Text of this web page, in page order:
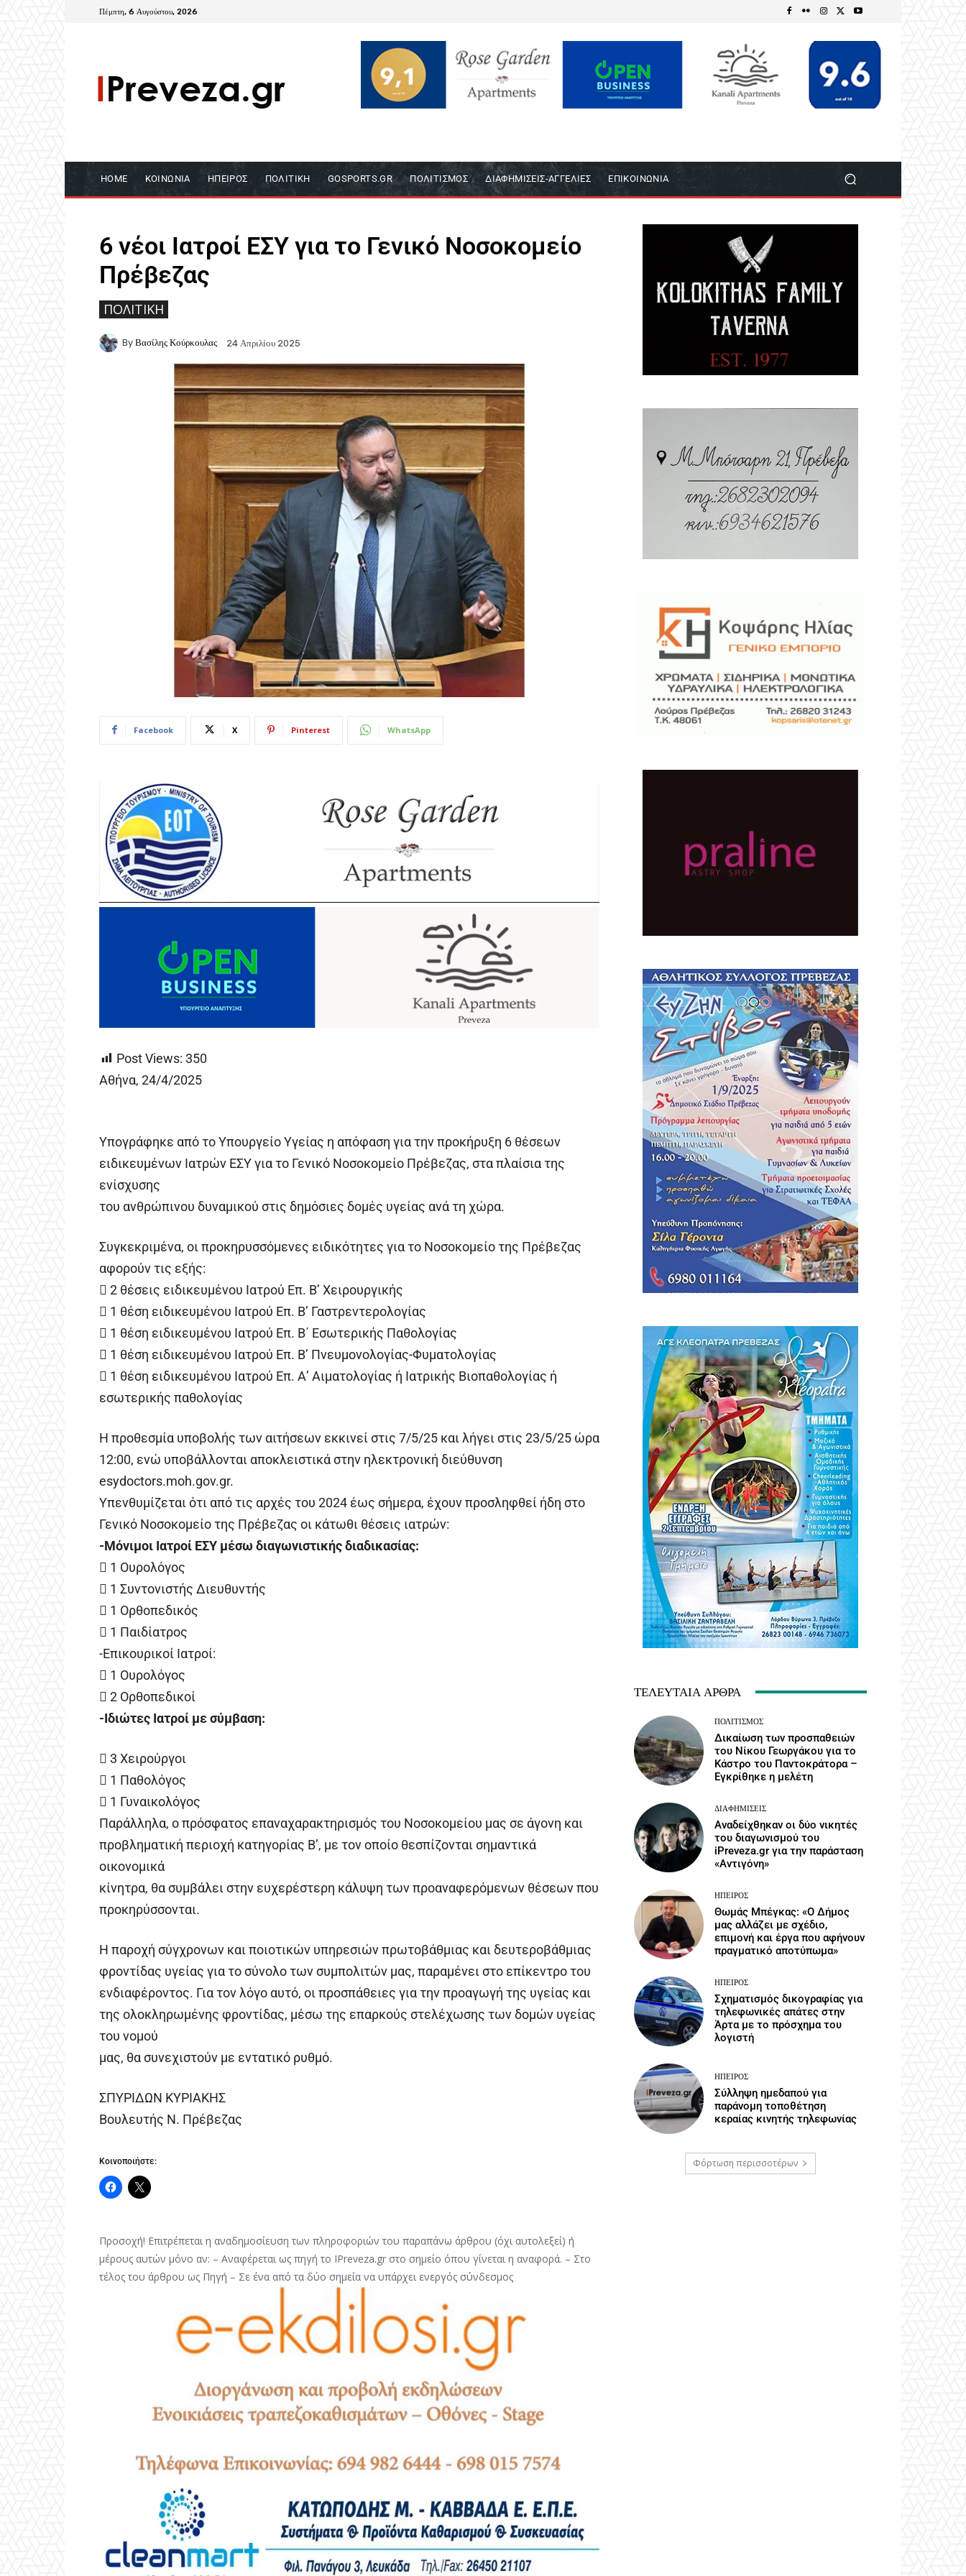
Πέμπτη, 6 Αυγούστου, 2026
HOME ΚΟΙΝΩΝΊΑ ΉΠΕΙΡΟΣ ΠΟΛΙΤΙΚΉ GOSPORTS.GR ΠΟΛΙΤΙΣΜΌΣ ΔΙΑΦΗΜΊΣΕΙΣ-ΑΓΓΕΛΊΕΣ ΕΠΙΚΟΙΝΩΝΙΑ
6 νέοι Ιατροί ΕΣΥ για το Γενικό Νοσοκομείο
Πρέβεζας
ΠΟΛΙΤΙΚΉ
By Βασίλης Κούρκουλας 24 Απριλίου 2025
Facebook X Pinterest WhatsApp
Post Views: 350
Αθήνα, 24/4/2025
Υπογράφηκε από το Υπουργείο Υγείας η απόφαση για την προκήρυξη 6 θέσεων
ειδικευμένων Ιατρών ΕΣΥ για το Γενικό Νοσοκομείο Πρέβεζας, στα πλαίσια της
ενίσχυσης
του ανθρώπινου δυναμικού στις δημόσιες δομές υγείας ανά τη χώρα.
Συγκεκριμένα, οι προκηρυσσόμενες ειδικότητες για το Νοσοκομείο της Πρέβεζας
αφορούν τις εξής:
 2 θέσεις ειδικευμένου Ιατρού Επ. Β’ Χειρουργικής
 1 θέση ειδικευμένου Ιατρού Επ. Β’ Γαστρεντερολογίας
 1 θέση ειδικευμένου Ιατρού Επ. Β΄ Εσωτερικής Παθολογίας
 1 θέση ειδικευμένου Ιατρού Επ. Β’ Πνευμονολογίας-Φυματολογίας
 1 θέση ειδικευμένου Ιατρού Επ. Α’ Αιματολογίας ή Ιατρικής Βιοπαθολογίας ή
εσωτερικής παθολογίας
Η προθεσμία υποβολής των αιτήσεων εκκινεί στις 7/5/25 και λήγει στις 23/5/25 ώρα
12:00, ενώ υποβάλλονται αποκλειστικά στην ηλεκτρονική διεύθυνση
esydoctors.moh.gov.gr.
Υπενθυμίζεται ότι από τις αρχές του 2024 έως σήμερα, έχουν προσληφθεί ήδη στο
Γενικό Νοσοκομείο της Πρέβεζας οι κάτωθι θέσεις ιατρών:
-Μόνιμοι Ιατροί ΕΣΥ μέσω διαγωνιστικής διαδικασίας:
 1 Ουρολόγος
 1 Συντονιστής Διευθυντής
 1 Ορθοπεδικός
 1 Παιδίατρος
-Επικουρικοί Ιατροί:
 1 Ουρολόγος
 2 Ορθοπεδικοί
-Ιδιώτες Ιατροί με σύμβαση:
 3 Χειρούργοι
 1 Παθολόγος
 1 Γυναικολόγος
Παράλληλα, ο πρόσφατος επαναχαρακτηρισμός του Νοσοκομείου μας σε άγονη και
προβληματική περιοχή κατηγορίας Β’, με τον οποίο θεσπίζονται σημαντικά
οικονομικά
κίνητρα, θα συμβάλει στην ευχερέστερη κάλυψη των προαναφερόμενων θέσεων που
προκηρύσσονται.
Η παροχή σύγχρονων και ποιοτικών υπηρεσιών πρωτοβάθμιας και δευτεροβάθμιας
φροντίδας υγείας για το σύνολο των συμπολιτών μας, παραμένει στο επίκεντρο του
ενδιαφέροντος. Για τον λόγο αυτό, οι προσπάθειες για την προαγωγή της υγείας και
της oλοκληρωμένης φροντίδας, μέσω της επαρκούς στελέχωσης των δομών υγείας
του νομού
μας, θα συνεχιστούν με εντατικό ρυθμό.
ΣΠΥΡΙΔΩΝ ΚΥΡΙΑΚΗΣ
Βουλευτής Ν. Πρέβεζας
Κοινοποιήστε:
Προσοχή! Επιτρέπεται η αναδημοσίευση των πληροφοριών του παραπάνω άρθρου (όχι αυτολεξεί) ή
μέρους αυτών μόνο αν: – Αναφέρεται ως πηγή το IPreveza.gr στο σημείο όπου γίνεται η αναφορά. – Στο
τέλος του άρθρου ως Πηγή – Σε ένα από τα δύο σημεία να υπάρχει ενεργός σύνδεσμος
ΤΕΛΕΥΤΑΊΑ ΆΡΘΡΑ
ΠΟΛΙΤΙΣΜΌΣ
Δικαίωση των προσπαθειών
του Νίκου Γεωργάκου για το
Κάστρο του Παντοκράτορα –
Εγκρίθηκε η μελέτη
ΔΙΑΦΗΜΊΣΕΙΣ
Αναδείχθηκαν οι δύο νικητές
του διαγωνισμού του
iPreveza.gr για την παράσταση
«Αντιγόνη»
ΉΠΕΙΡΟΣ
Θωμάς Μπέγκας: «Ο Δήμος
μας αλλάζει με σχέδιο,
επιμονή και έργα που αφήνουν
πραγματικό αποτύπωμα»
ΉΠΕΙΡΟΣ
Σχηματισμός δικογραφίας για
τηλεφωνικές απάτες στην
Άρτα με το πρόσχημα του
λογιστή
ΉΠΕΙΡΟΣ
Σύλληψη ημεδαπού για
παράνομη τοποθέτηση
κεραίας κινητής τηλεφωνίας
Φόρτωση περισσοτέρων